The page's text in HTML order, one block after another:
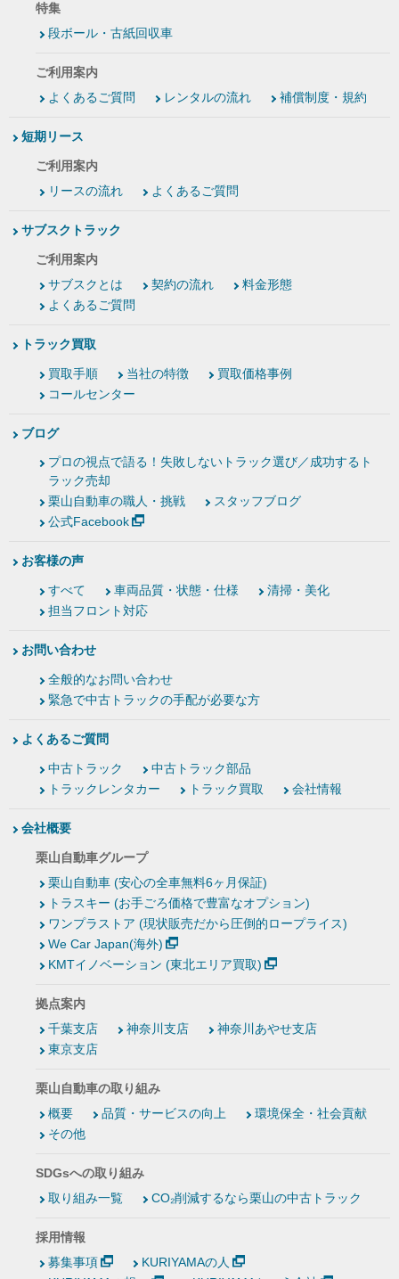
特集
段ボール・古紙回収車
ご利用案内
よくあるご質問
レンタルの流れ 補償制度・規約
短期リース
ご利用案内
リースの流れ
よくあるご質問
サブスクトラック
ご利用案内
サブスクとは
契約の流れ
料金形態
よくあるご質問
トラック買取
買取手順 当社の特徴
買取価格事例
コールセンター
ブログ
プロの視点で語る！失敗しないトラック選び／成功するト
ラック売却
栗山自動車の職人・挑戦
スタッフブログ
公式Facebook
お客様の声
すべて 車両品質・状態・仕様
清掃・美化
担当フロント対応
お問い合わせ
全般的なお問い合わせ
緊急で中古トラックの手配が必要な方
よくあるご質問
中古トラック
中古トラック部品
トラックレンタカー
トラック買取 会社情報
会社概要
栗山自動車グループ
栗山自動車 (安心の全車無料6ヶ月保証)
トラスキー (お手ごろ価格で豊富なオプション)
ワンプラストア (現状販売だから圧倒的ロープライス)
We Car Japan(海外)
KMTイノベーション (東北エリア買取)
拠点案内
千葉支店
神奈川支店
神奈川あやせ支店
東京支店
栗山自動車の取り組み
概要
品質・サービスの向上
環境保全・社会貢献
その他
SDGsへの取り組み
取り組み一覧
CO₂削減するなら栗山の中古トラック
採用情報
募集事項
KURIYAMAの人